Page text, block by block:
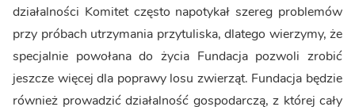
działalności Komitet często napotykał szereg problemów
przy próbach utrzymania przytuliska, dlatego wierzymy, że
specjalnie powołana do życia Fundacja pozwoli zrobić
jeszcze więcej dla poprawy losu zwierząt. Fundacja będzie
również prowadzić działalność gospodarczą, z której cały